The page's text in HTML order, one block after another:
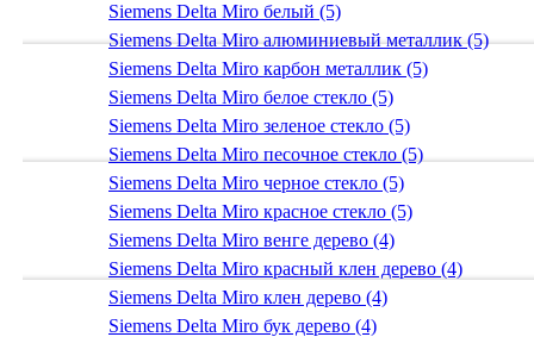
Siemens Delta Miro белый (5)
Siemens Delta Miro алюминиевый металлик (5)
Siemens Delta Miro карбон металлик (5)
Siemens Delta Miro белое стекло (5)
Siemens Delta Miro зеленое стекло (5)
Siemens Delta Miro песочное стекло (5)
Siemens Delta Miro черное стекло (5)
Siemens Delta Miro красное стекло (5)
Siemens Delta Miro венге дерево (4)
Siemens Delta Miro красный клен дерево (4)
Siemens Delta Miro клен дерево (4)
Siemens Delta Miro бук дерево (4)